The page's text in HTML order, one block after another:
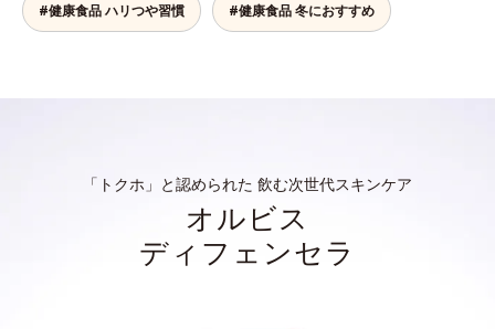
#健康食品 ハリつや習慣 #健康食品 冬におすすめ
「トクホ」と認められた 飲む次世代スキンケア
オルビス
ディフェンセラ